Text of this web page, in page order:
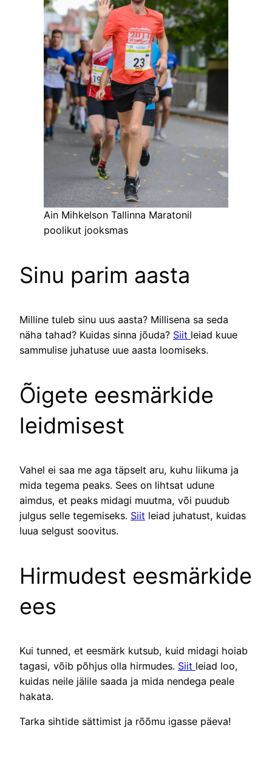
Ain Mihkelson Tallinna Maratonil
poolikut jooksmas
Sinu parim aasta
Milline tuleb sinu uus aasta? Millisena sa seda
näha tahad? Kuidas sinna jõuda? Siit leiad kuue
sammulise juhatuse uue aasta loomiseks.
Õigete eesmärkide
leidmisest
Vahel ei saa me aga täpselt aru, kuhu liikuma ja
mida tegema peaks. Sees on lihtsat udune
aimdus, et peaks midagi muutma, või puudub
julgus selle tegemiseks. Siit leiad juhatust, kuidas
luua selgust soovitus.
Hirmudest eesmärkide
ees
Kui tunned, et eesmärk kutsub, kuid midagi hoiab
tagasi, võib põhjus olla hirmudes. Siit leiad loo,
kuidas neile jälile saada ja mida nendega peale
hakata.
Tarka sihtide sättimist ja rõõmu igasse päeva!